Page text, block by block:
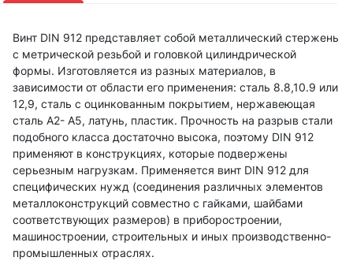
Винт DIN 912 представляет собой металлический стержень
с метрической резьбой и головкой цилиндрической
формы. Изготовляется из разных материалов, в
зависимости от области его применения: сталь 8.8,10.9 или
12,9, сталь с оцинкованным покрытием, нержавеющая
сталь А2- А5, латунь, пластик. Прочность на разрыв стали
подобного класса достаточно высока, поэтому DIN 912
применяют в конструкциях, которые подвержены
серьезным нагрузкам. Применяется винт DIN 912 для
специфических нужд (соединения различных элементов
металлоконструкций совместно с гайками, шайбами
соответствующих размеров) в приборостроении,
машиностроении, строительных и иных производственно-
промышленных отраслях.